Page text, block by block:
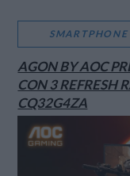
AGON BY AOC
CON 3 REFRESH
CQ32G4ZA